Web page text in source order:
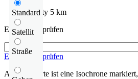
Standard
Satellit
Straße
Kabaty 5 km
Entfernung prüfen
Entfernung prüfen
Auf der Karte ist eine Isochrone